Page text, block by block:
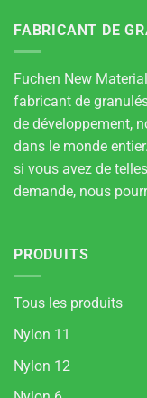
FABRICANT DE
Fuchen New
fabricant de
de développement,
dans le monde
si vous avez de
demande, nous
PRODUITS
Tous les produits
Nylon 11
Nylon 12